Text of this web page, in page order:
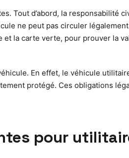
Tout d’abord, la responsabilité
ne peut pas circuler
et la carte verte, pour prouver la
En effet, le véhicule
protégé. Ces obligations
pour